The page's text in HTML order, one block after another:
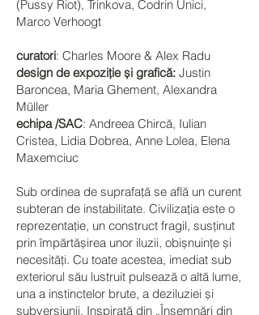
(Pussy Riot), Trinkova, Codrin Unici,
Marco Verhoogt
curatori: Charles Moore & Alex Radu
design de expoziție și grafică: Justin
Baroncea, Maria Ghement, Alexandra
Müller
echipa /SAC: Andreea Chircă, Iulian
Cristea, Lidia Dobrea, Anne Lolea, Elena
Maxemciuc
Sub ordinea de suprafață se află un curent
subteran de instabilitate. Civilizația este o
reprezentație, un construct fragil, susținut
prin împărtășirea unor iluzii, obișnuințe și
necesități. Cu toate acestea, imediat sub
exteriorul său lustruit pulsează o altă lume,
una a instinctelor brute, a deziluziei și
subversiunii. Inspirată din „Însemnări din